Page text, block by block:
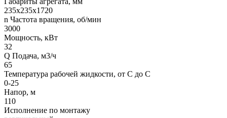
235х235х1720
n Частота вращения, об/мин
3000
Мощность, кВт
32
Q Подача, м3/ч
65
Температура рабочей жидкости, от С до С
0-25
Напор, м
110
Исполнение по монтажу